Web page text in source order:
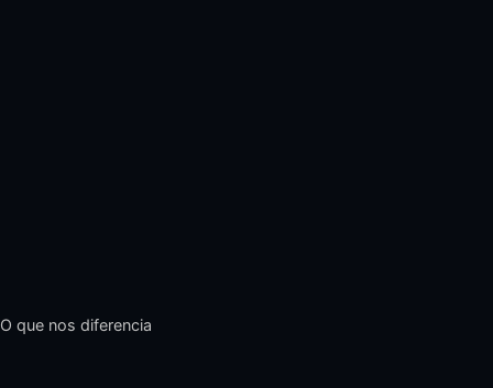
O que nos diferencia